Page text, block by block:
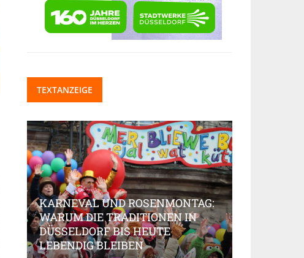
TEXTANZEIGE
KARNEVAL UND ROSENMONTAG:
WARUM DIE TRADITIONEN IN
DÜSSELDORF BIS HEUTE
LEBENDIG BLEIBEN